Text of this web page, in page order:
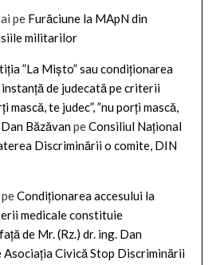
pe Furăciune la MApN din
militarilor
”La Mișto” sau condiționarea
de judecată pe criterii
mască, te judec”, ”nu porți mască,
BăzăvanpeConsiliul Național
Discriminării o comite, DIN
peCondiționarea accesului la
medicale constituie
de Mr. (Rz.) dr. ing. Dan
Asociația Civică Stop Discriminării